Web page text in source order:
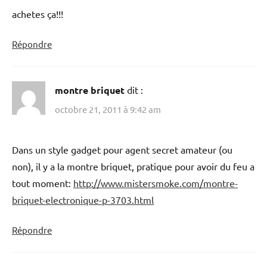
achetes ça!!!
Répondre
montre briquet dit :
octobre 21, 2011 à 9:42 am
Dans un style gadget pour agent secret amateur (ou
non), il y a la montre briquet, pratique pour avoir du feu a
tout moment: http://www.mistersmoke.com/montre-
briquet-electronique-p-3703.html
Répondre